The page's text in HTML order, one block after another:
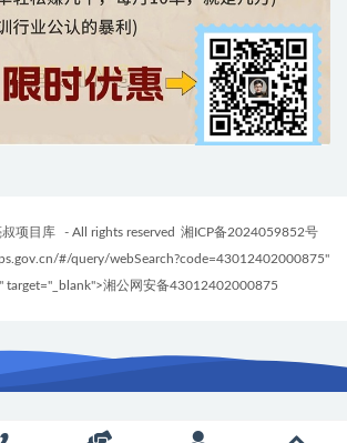
叔项目库 - All rights reserved 湘ICP备2024059852号
#/query/webSearch?code=43012402000875"
target="_blank">湘公网安备43012402000875